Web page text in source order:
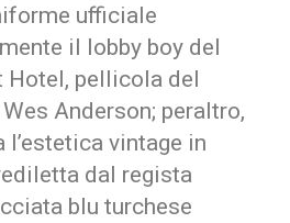
ufficiale
il lobby boy del
Hotel, pellicola del
Anderson; peraltro,
vintage in
dal regista
blu turchese